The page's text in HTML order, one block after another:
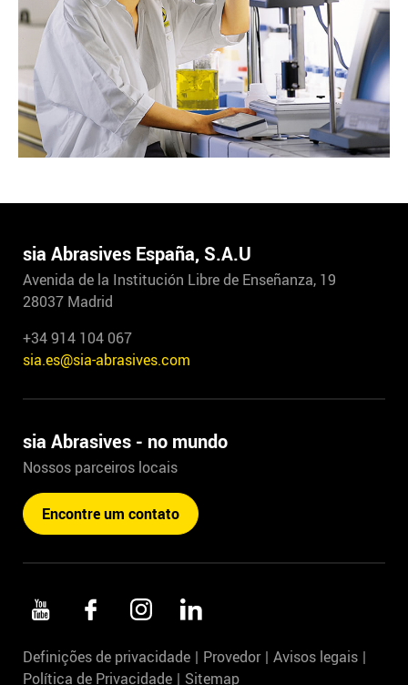
sia Abrasives España, S.A.U
Avenida de la Institución Libre de Enseñanza, 19
28037 Madrid
+34 914 104 067
sia.es@sia-abrasives.com
sia Abrasives - no mundo
Nossos parceiros locais
Encontre um contato
Definições de privacidade Provedor
Avisos legais
Política de Privacidade
Sitemap